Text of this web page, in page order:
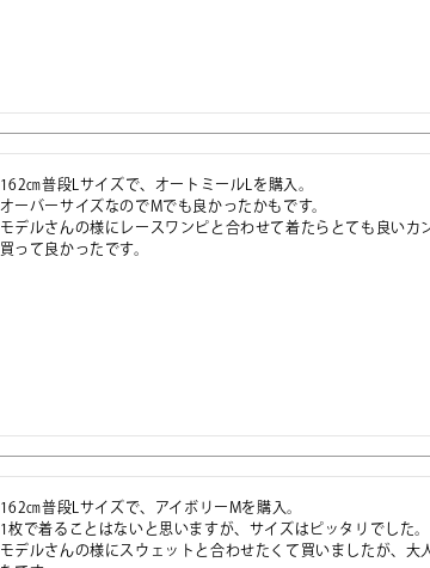
162㎝普段Lサイズで、オートミールLを購入。
オーバーサイズなのでMでも良かったかもです。
モデルさんの様にレースワンピと合わせて着たらとても良いカ
買って良かったです。
162㎝普段Lサイズで、アイボリーMを購入。
1枚で着ることはないと思いますが、サイズはピッタリでした。
モデルさんの様にスウェットと合わせたくて買いましたが、